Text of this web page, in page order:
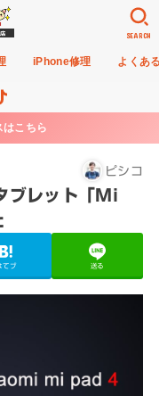
iPhone修理 よくあ
SEARCH
はこちら
ピシコ
ブレット「Mi
てブ 送る